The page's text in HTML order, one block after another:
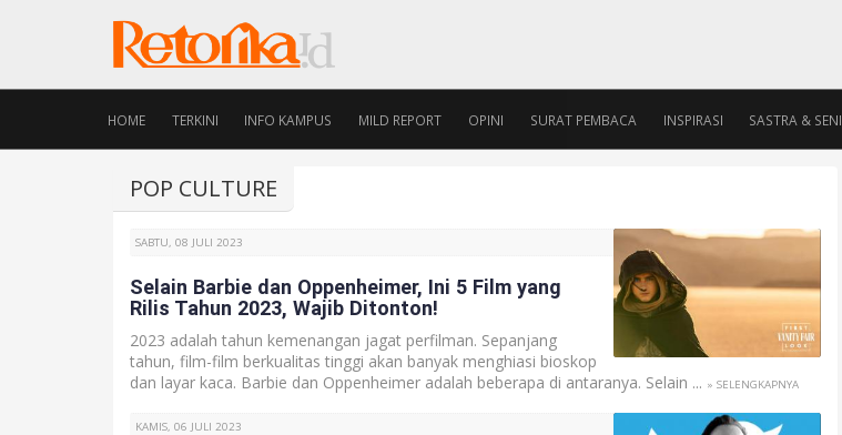
HOME TERKINI INFO KAMPUS MILD REPORT OPINI SURAT PEMBACA INSPIRASI SASTRA & SENI
POP CULTURE
SABTU, 08 JULI 2023
Selain Barbie dan Oppenheimer, Ini 5 Film yang
Rilis Tahun 2023, Wajib Ditonton!
2023 adalah tahun kemenangan jagat perfilman. Sepanjang
tahun, film-film berkualitas tinggi akan banyak menghiasi bioskop
dan layar kaca. Barbie dan Oppenheimer adalah beberapa di antaranya. Selain ... » SELENGKAPNYA
KAMIS, 06 JULI 2023